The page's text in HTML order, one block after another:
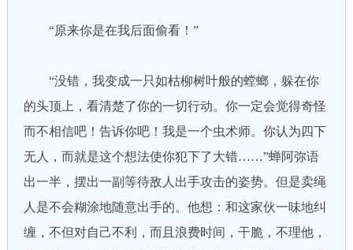
“原来你是在我后面偷看！”
“没错，我变成一只如枯柳树叶般的螳螂，躲在你
的头顶上，看清楚了你的一切行动。你一定会觉得奇怪
而不相信吧！告诉你吧！我是一个虫术师。你认为四下
无人，而就是这个想法使你犯下了大错……”蝉阿弥语
出一半，摆出一副等待敌人出手攻击的姿势。但是卖绳
人是不会糊涂地随意出手的。他想：和这家伙一味地纠
缠，不但对自己不利，而且浪费时间，干脆，不理他，